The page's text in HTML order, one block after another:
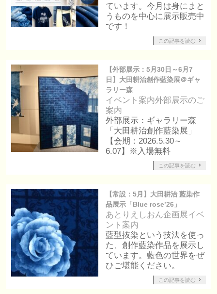
ています。今月は身にまと
うものを中心に展示販売中
です！
この記事を読む
【外部展示：5月30日～6月7
日】大田耕治創作藍染展＠ギャ
ラリー森
イベント案内外部展示のご
案内
外部展示：ギャラリー森
「大田耕治創作藍染展」
【会期：2026.5.30～
6.07】※入場無料
この記事を読む
【常設：5月】大田耕治 藍染作
品展示「Blue rose’26」
あとりえしおん企画展イベ
ント案内
藍型抜染という技法を使っ
た、創作藍染作品を展示し
ています。藍色の世界をぜ
ひご堪能ください。
この記事を読む